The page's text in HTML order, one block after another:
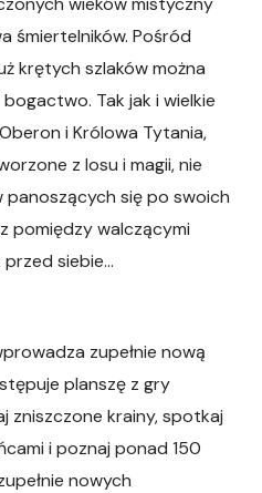
śmiertelników. Pośród
krętych szlaków można
Tak jak i wielkie
i Królowa Tytania,
z losu i magii, nie
się po swoich
pomiędzy walczącymi
siebie…
zupełnie nową
planszę z gry
zniszczone krainy, spotkaj
i poznaj ponad 150
nowych